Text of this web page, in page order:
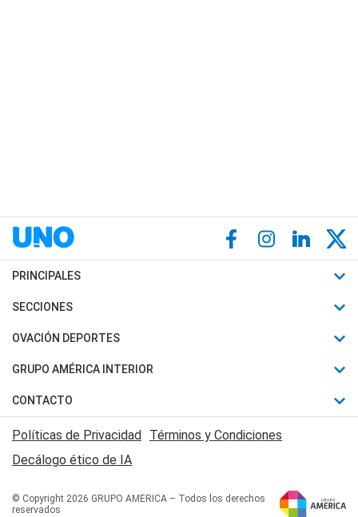
PRINCIPALES
Últimas Noticias
Política
Judiciales
Economia
SECCIONES
Horóscopo
Motores
Trucos caseros
Series y Películas
Edictos y Solicitadas
OVACIÓN DEPORTES
Fútbol
Mundial
Automovilismo
Rugby
Básquet
GRUPO AMÉRICA INTERIOR
Canal 7 en Vivo
San Juan 8
CONTACTO
Acerca de Nosotros
Contactanos
Políticas de Privacidad Términos y Condiciones
Decálogo ético de IA
© Copyright 2026 GRUPO AMERICA – Todos los derechos
reservados